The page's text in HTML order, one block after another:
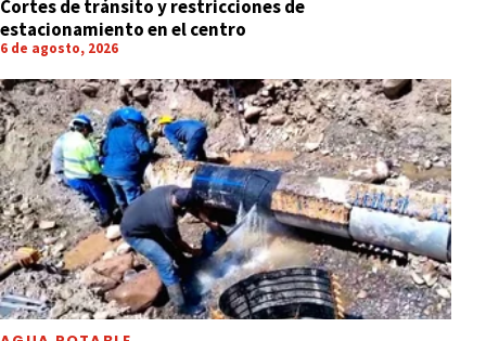
Cortes de tránsito y restricciones de
estacionamiento en el centro
6 de agosto, 2026